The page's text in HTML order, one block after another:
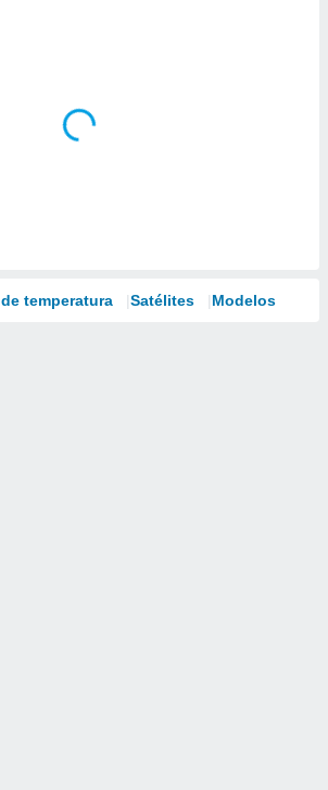
temperatura Satélites Modelos